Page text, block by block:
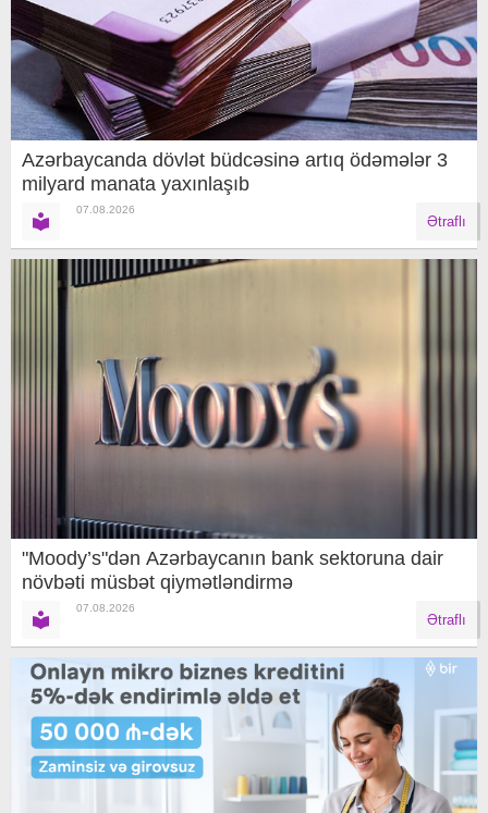
Azərbaycanda dövlət büdcəsinə artıq ödəmələr 3
milyard manata yaxınlaşıb
07.08.2026
Ətraflı
"Moody’s"dən Azərbaycanın bank sektoruna dair
növbəti müsbət qiymətləndirmə
07.08.2026
Ətraflı